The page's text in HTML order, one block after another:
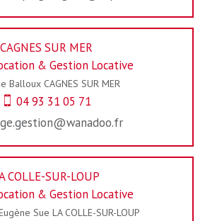
CAGNES SUR MER
& Gestion Locative
Balloux CAGNES SUR MER
04 93 31 05 71
COLLE-SUR-LOUP
& Gestion Locative
Sue LA COLLE-SUR-LOUP